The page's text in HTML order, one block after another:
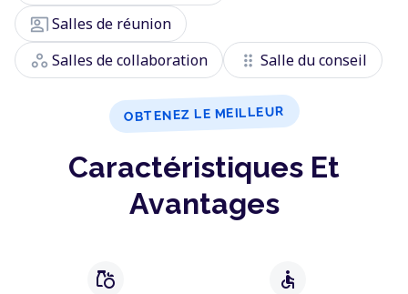
co_presentSalles de réunion
workspaces Salles de collaboration drag_indicator Salle du conseil
OBTENEZ LE MEILLEUR
Caractéristiques Et
Avantages
grocery accessible